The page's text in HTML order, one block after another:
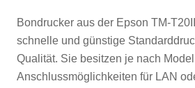
Bondrucker aus der Epson TM-
schnelle und günstige
Qualität. Sie besitzen je nach Modell
Anschlussmöglichkeiten für LAN